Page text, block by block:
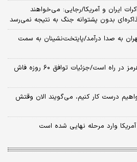
ایران و آمریکا/رجایی: می‌خواهند
بدون پشتوانه جنگ به نتیجه نمی‌رسد
به صدا درآمد/پایتخت‌نشینان به سمت
العربیه: توافق بازگشایی تنگه هرمز در راه است/جزئیات توافق ۶۰ روزه فاش
می‌خواهیم درست کار کنیم، می‌گویند الان وقتش
آمریکا وارد مرحله نهایی شده است